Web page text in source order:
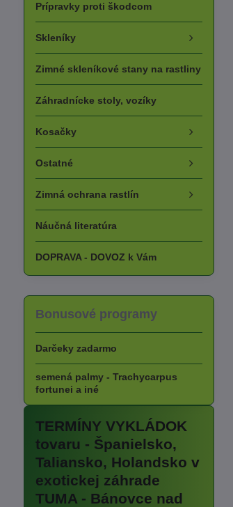
Prípravky proti škodcom
Skleníky
Zimné skleníkové stany na rastliny
Záhradnícke stoly, vozíky
Kosačky
Ostatné
Zimná ochrana rastlín
Náučná literatúra
DOPRAVA - DOVOZ k Vám
Bonusové programy
Darčeky zadarmo
semená palmy - Trachycarpus
fortunei a iné
TERMÍNY VYKLÁDOK
tovaru - Španielsko,
Taliansko, Holandsko v
exotickej záhrade
TUMA - Bánovce nad